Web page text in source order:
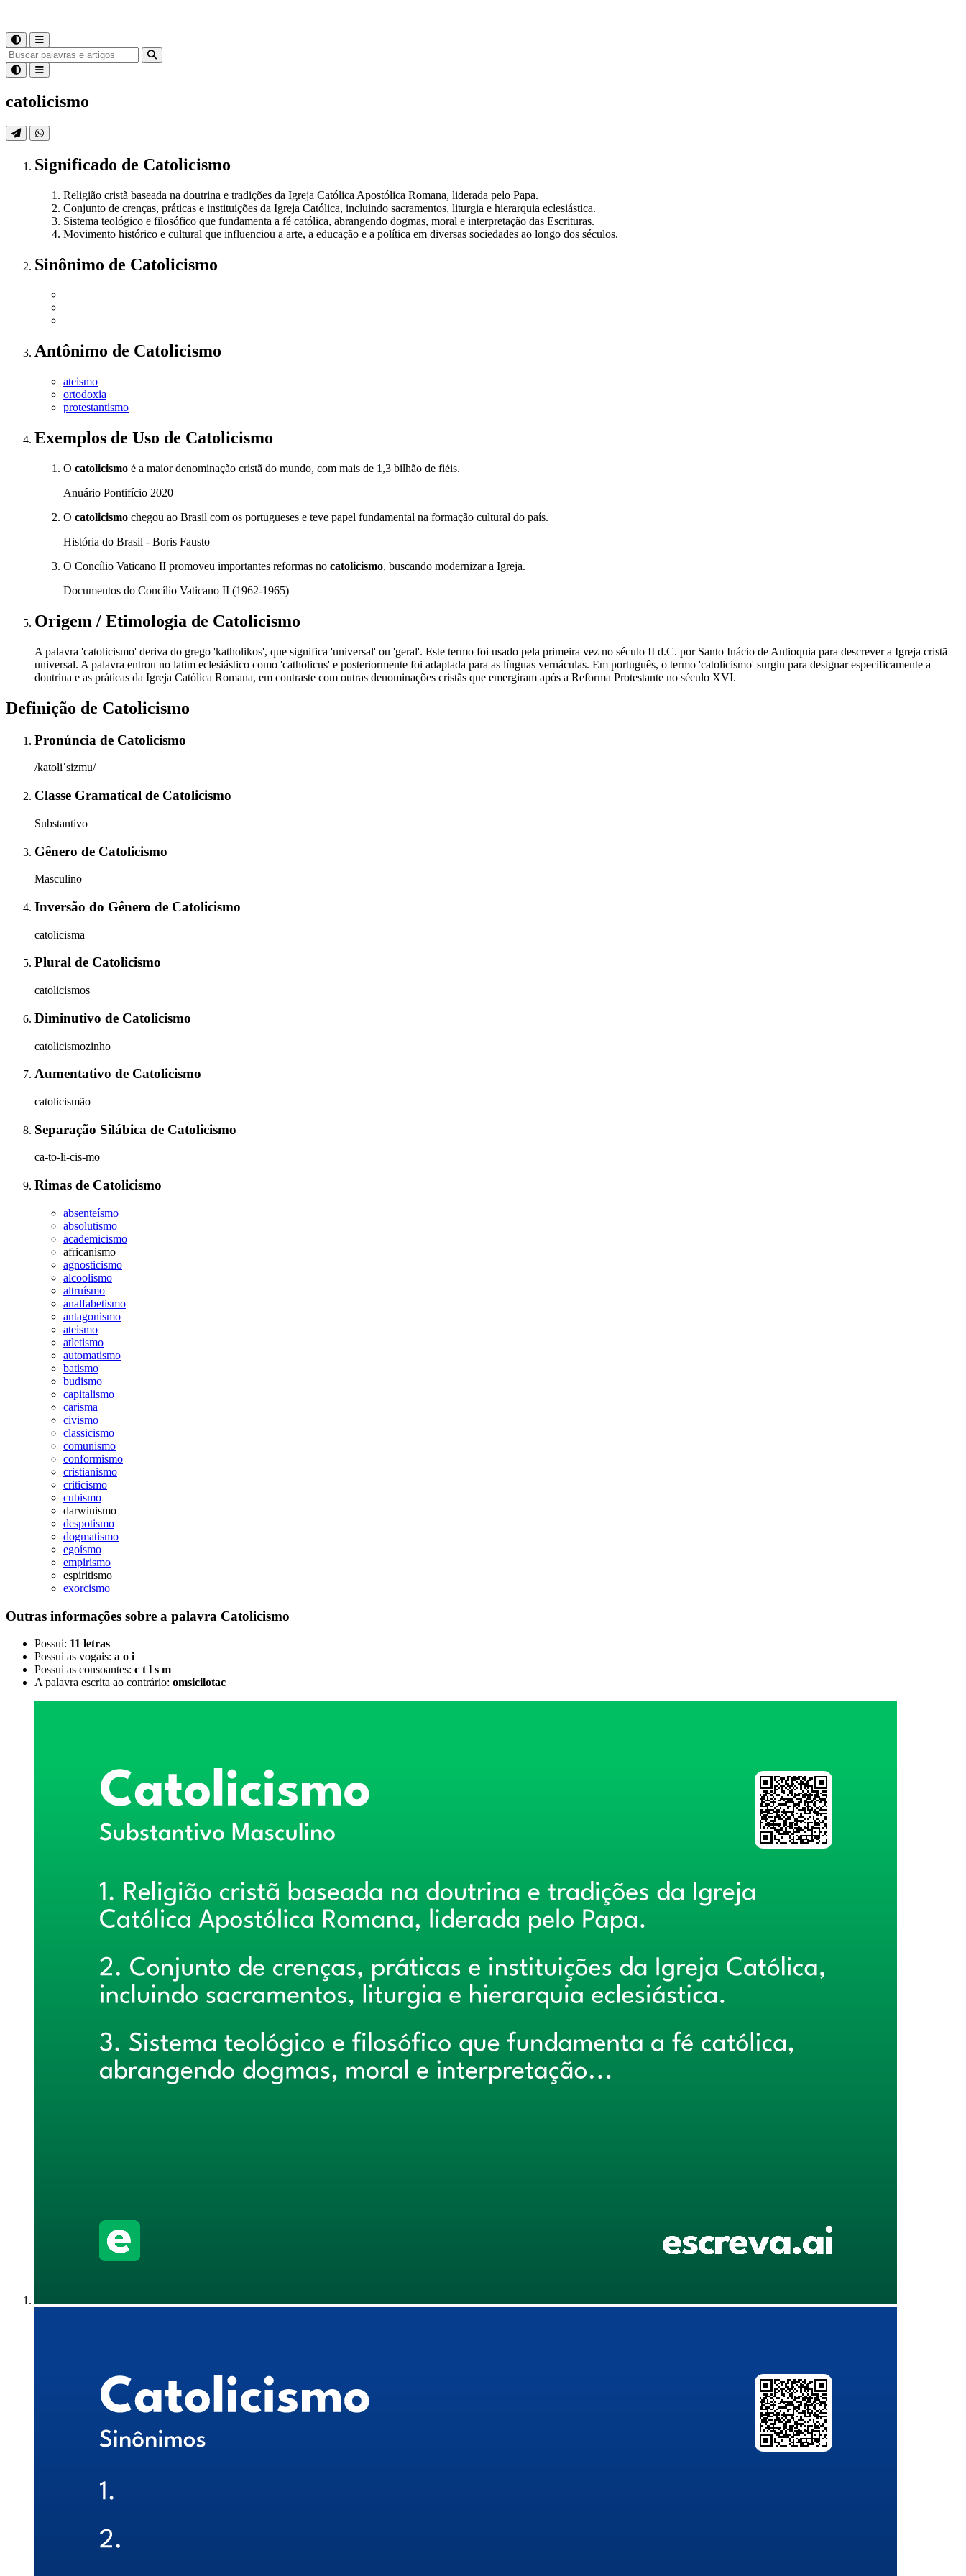
catolicismo
Significado de Catolicismo
Religião cristã baseada na doutrina e tradições da Igreja Católica Apostólica Romana, liderada pelo Papa.
Conjunto de crenças, práticas e instituições da Igreja Católica, incluindo sacramentos, liturgia e hierarquia eclesiástica.
Sistema teológico e filosófico que fundamenta a fé católica, abrangendo dogmas, moral e interpretação das Escrituras.
Movimento histórico e cultural que influenciou a arte, a educação e a política em diversas sociedades ao longo dos séculos.
Sinônimo de Catolicismo
Antônimo de Catolicismo
ateismo
ortodoxia
protestantismo
Exemplos de Uso de Catolicismo
O catolicismo é a maior denominação cristã do mundo, com mais de 1,3 bilhão de fiéis.
Anuário Pontifício 2020
O catolicismo chegou ao Brasil com os portugueses e teve papel fundamental na formação cultural do país.
História do Brasil - Boris Fausto
O Concílio Vaticano II promoveu importantes reformas no catolicismo, buscando modernizar a Igreja.
Documentos do Concílio Vaticano II (1962-1965)
Origem / Etimologia de Catolicismo
A palavra 'catolicismo' deriva do grego 'katholikos', que significa 'universal' ou 'geral'. Este termo foi usado pela primeira vez no século II d.C. por Santo Inácio de Antioquia para descrever a Igreja cristã
universal. A palavra entrou no latim eclesiástico como 'catholicus' e posteriormente foi adaptada para as línguas vernáculas. Em português, o termo 'catolicismo' surgiu para designar especificamente a
doutrina e as práticas da Igreja Católica Romana, em contraste com outras denominações cristãs que emergiram após a Reforma Protestante no século XVI.
Definição de Catolicismo
Pronúncia de Catolicismo
/katoliˈsizmu/
Classe Gramatical de Catolicismo
Substantivo
Gênero de Catolicismo
Masculino
Inversão do Gênero de Catolicismo
catolicisma
Plural de Catolicismo
catolicismos
Diminutivo de Catolicismo
catolicismozinho
Aumentativo de Catolicismo
catolicismão
Separação Silábica de Catolicismo
ca-to-li-cis-mo
Rimas de Catolicismo
absenteísmo
absolutismo
academicismo
africanismo
agnosticismo
alcoolismo
altruísmo
analfabetismo
antagonismo
ateismo
atletismo
automatismo
batismo
budismo
capitalismo
carisma
civismo
classicismo
comunismo
conformismo
cristianismo
criticismo
cubismo
darwinismo
despotismo
dogmatismo
egoísmo
empirismo
espiritismo
exorcismo
Outras informações sobre a palavra Catolicismo
Possui: 11 letras
Possui as vogais: a o i
Possui as consoantes: c t l s m
A palavra escrita ao contrário: omsicilotac